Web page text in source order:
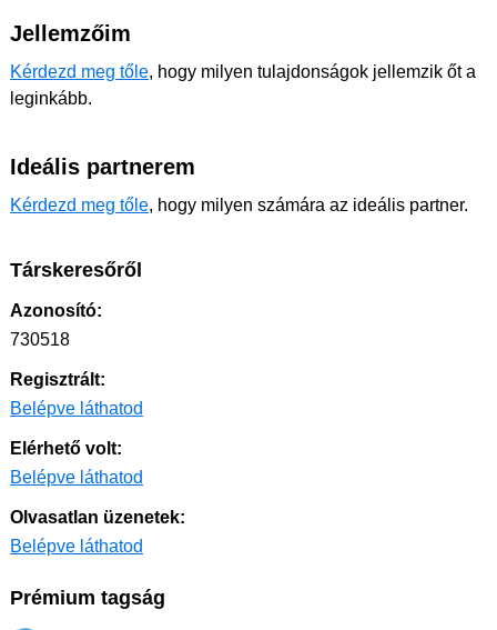
Jellemzőim
Kérdezd meg tőle, hogy milyen tulajdonságok jellemzik őt a
leginkább.
Ideális partnerem
Kérdezd meg tőle, hogy milyen számára az ideális partner.
Társkeresőről
Azonosító:
730518
Regisztrált:
Belépve láthatod
Elérhető volt:
Belépve láthatod
Olvasatlan üzenetek:
Belépve láthatod
Prémium tagság